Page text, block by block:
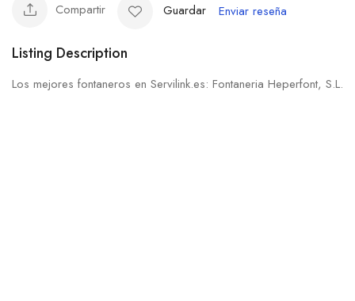
Compartir Guardar Enviar reseña
Listing Description
Los mejores fontaneros en Servilink.es: Fontaneria Heperfont, S.L.